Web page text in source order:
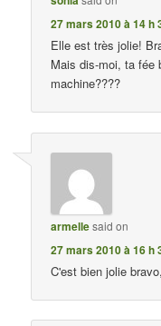
27 mars 2010 à 14 h
Elle est très jolie!
Mais dis-moi, ta fée
machine????
armellesaid on
27 mars 2010 à 16 h
C'est bien jolie